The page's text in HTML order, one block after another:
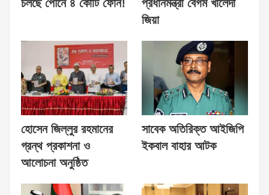
চলছে পৌনে ৪ কোটি ফোন!
প্রধানমন্ত্রী বেগম খালেদা
জিয়া
হোসেন জিল্লুর রহমানের
গ্রন্থ প্রকাশনা ও
আলোচনা অনুষ্ঠিত
সাবেক অতিরিক্ত আইজিপি
ইকবাল বাহার আটক